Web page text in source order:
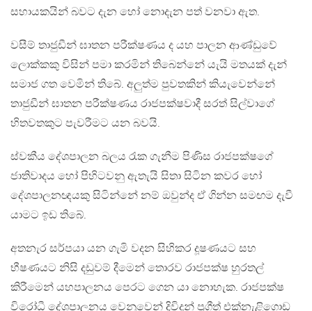
සහායකයින් බවට දැන හෝ නොදැන පත් වනවා ඇත.
වසීම් තාජුඩීන් ඝාතන පරීක්ෂණය ද යහ පාලන ආණ්ඩුවේ
ලොක්කකු විසින් පමා කරමින් තිබෙන්නේ යැයි මතයක් දැන්
සමාජ ගත වෙමින් තිබේ. අලුත්ම පුවතකින් කියැවෙන්නේ
තාජුඩීන් ඝාතන පරීක්ෂණය රාජපක්ෂවාදී සරත් සිල්වාගේ
හිතවතකුට පැවරීමට යන බවයි.
ස්වකීය දේශපාලන බලය රැක ගැනීම පිණිස රාජපක්ෂගේ
ජාතිවාදය හෝ පිහිටවනු ඇතැයි සිතා සිටින කවර හෝ
දේශපාලනඥයකු සිටින්නේ නම් ඔවුන්ද ඒ ගින්න සමඟම දැවී
යාමට ඉඩ තිබේ.
අතනැර සර්පයා යන ගැමි වදන සිහිකර දූෂණයට සහ
භීෂණයට නිසි දඩුවම් දීමෙන් තොරව රාජපක්ෂ හුරතල්
කිරීමෙන් යහපාලනය පෙරට ගෙන යා නොහැක. රාජපක්ෂ
විරෝධී දේශපාලනය වෙනුවෙන් දිවිදුන් ප්‍රගීත් එක්නැළිගොඩ